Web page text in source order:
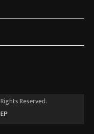
Reserved.